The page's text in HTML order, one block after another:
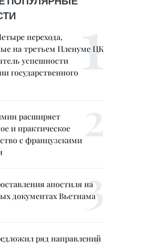
перехода,
на третьем Пленуме ЦК
успешности
государственного
расширяет
и практическое
с французскими
апостиля на
документах Вьетнама
ряд направлений